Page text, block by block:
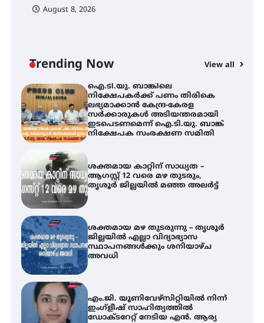
August 8, 2026
Trending Now View all
ഐ.ടി.യു. ബാങ്കിലെ
നിക്ഷേപകർക്ക് പണം തിരികെ
ലഭ്യമാക്കാൻ കേന്ദ്ര-കേരള
സർക്കാരുകൾ അടിയന്തരമായി
ഇടപെടണമെന്ന് ഐ.ടി.യു. ബാങ്ക്
നിക്ഷേപക സംരക്ഷണ സമിതി
ശക്തമായ കാറ്റിന് സാധ്യത –
ആഗസ്റ്റ് 12 വരെ മഴ തുടരും,
തൃശൂർ ജില്ലയിൽ മഞ്ഞ അലർട്ട്
ശക്തമായ മഴ തുടരുന്നു – തൃശൂർ
ജില്ലയിൽ എല്ലാ വിദ്യാഭ്യാസ
സ്ഥാപനങ്ങൾക്കും ശനിയാഴ്ച
അവധി
എം.ജി. യൂണിവേഴ്‌സിറ്റിയിൽ നിന്ന്
ഇംഗ്ളീഷ് സാഹിത്യത്തിൽ
ഡോക്ടറേറ്റ് നേടിയ എൻ. ആര്യ